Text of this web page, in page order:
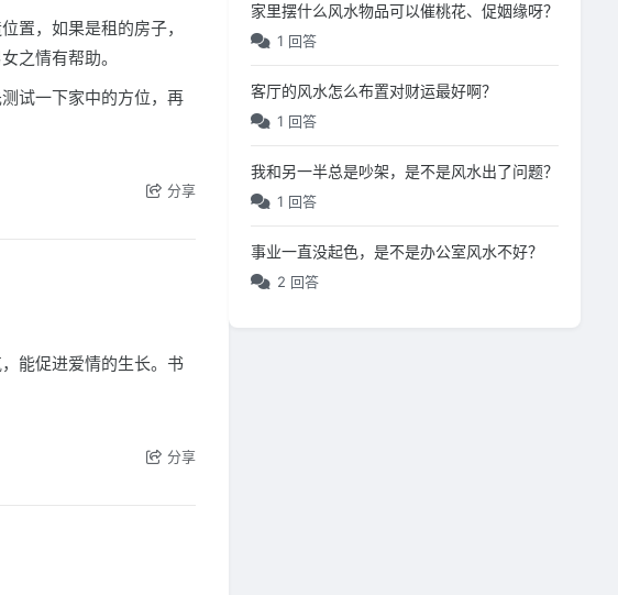
置，如果是租的房子，
之情有帮助。
试一下家中的方位，再
分享
能促进爱情的生长。书
分享
家里摆什么风水物品可以催桃花、促姻缘呀？
1 回答
客厅的风水怎么布置对财运最好啊？
1 回答
我和另一半总是吵架，是不是风水出了问题？
1 回答
事业一直没起色，是不是办公室风水不好？
2 回答